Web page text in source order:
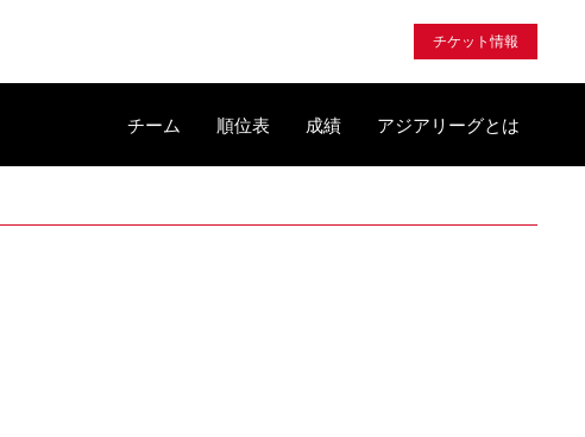
チケット情報
チーム 順位表 成績 アジアリーグとは